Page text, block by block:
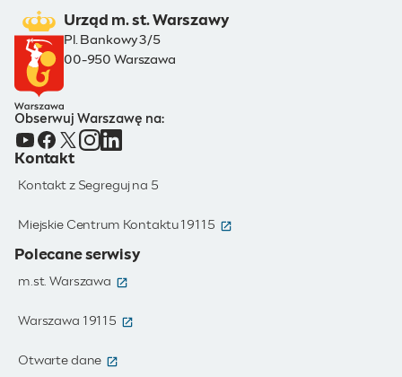
Urząd m. st. Warszawy
Pl. Bankowy 3/5
00-950 Warszawa
Obserwuj Warszawę na:
Kontakt
Kontakt z Segreguj na 5
Miejskie Centrum Kontaktu 19115 (otwiera się w nowym oknie)
Polecane serwisy
m.st. Warszawa (otwiera się w nowym oknie)
Warszawa 19115 (otwiera się w nowym oknie)
Otwarte dane